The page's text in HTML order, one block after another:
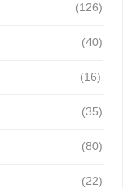
(126)
(40)
(16)
(35)
(80)
(22)